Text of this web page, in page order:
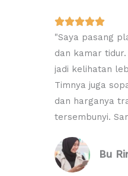
R
a
t
e
d
5
o
t
"Saya pasang
dan kamar
jadi kelihatan
Timnya juga
dan harganya
tersembunyi.
Bu